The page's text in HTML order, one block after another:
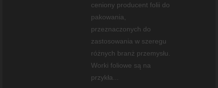
ceniony producent folii do
pakowania,
przeznaczonych do
zastosowania w szeregu
różnych branż przemysłu.
Worki foliowe są na
przykła...